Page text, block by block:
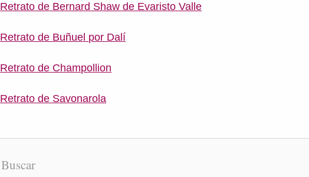
Retrato de Bernard Shaw de Evaristo Valle
Retrato de Buñuel por Dalí
Retrato de Champollion
Retrato de Savonarola
Buscar